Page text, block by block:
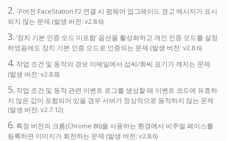
2. 구버전 FaceStation F2 연결 시 펌웨어 업그레이드 경고 메시지가 표시
되지 않는 문제 (발생 버전: v2.8.6)
3. ‘장치 기본 인증 모드 미포함’ 옵션을 활성화하고 개인 인증 모드를 설정
하였음에도 장치 기본 인증 모드로 인증되는 문제 (발생 버전: v2.8.6)
4. 작업 조건 및 동작의 경보 이메일에서 섭씨/화씨 표기가 깨지는 문제
(발생 버전: v2.8.8)
5. 작업 조건 및 동작 관련 이벤트 로그를 생성할 때 이벤트 코드에 유효하
지 않은 값이 포함되어 있을 경우 서버가 정상적으로 동작하지 않는 문제
(발생 버전: v2.7.12)
6. 특정 버전의 크롬(Chrome 86)을 사용하는 환경에서 비주얼 페이스를
등록하면 이미지가 회전하는 문제 (발생 버전: v2.8.6)